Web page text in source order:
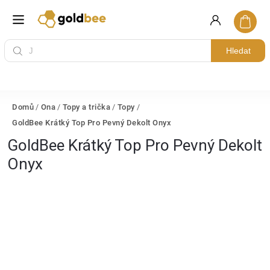
Hledat
Domů / Ona / Topy a trička / Topy /
GoldBee Krátký Top Pro Pevný Dekolt Onyx
GoldBee Krátký Top Pro Pevný Dekolt
Onyx